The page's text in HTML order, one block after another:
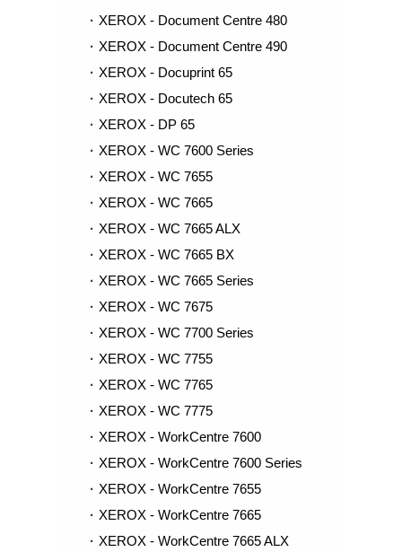
XEROX - Document Centre 480
XEROX - Document Centre 490
XEROX - Docuprint 65
XEROX - Docutech 65
XEROX - DP 65
XEROX - WC 7600 Series
XEROX - WC 7655
XEROX - WC 7665
XEROX - WC 7665 ALX
XEROX - WC 7665 BX
XEROX - WC 7665 Series
XEROX - WC 7675
XEROX - WC 7700 Series
XEROX - WC 7755
XEROX - WC 7765
XEROX - WC 7775
XEROX - WorkCentre 7600
XEROX - WorkCentre 7600 Series
XEROX - WorkCentre 7655
XEROX - WorkCentre 7665
XEROX - WorkCentre 7665 ALX